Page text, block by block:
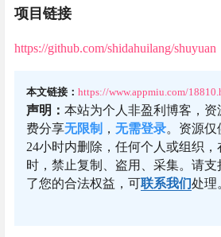
项目链接
https://github.com/shidahuilang/shuyuan
本文链接： https://www.appmiu.com/
声明： 本站为个人非盈利博客，
费分享无限制 ， 无需登录。资源
24小时内删除，任何个人或组织
时，禁止复制、盗用、采集。请
了您的合法权益，可联系我们处理